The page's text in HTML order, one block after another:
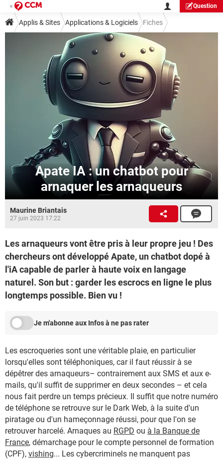
Question
Applis & Sites Applications & Logiciels Fiches
Guide applis et logiciels Intelligence artificielle
Apate IA : un chatbot pour
arnaquer les arnaqueurs
Maurine Briantais
27 juin 2023 17:22
Les arnaqueurs vont être pris à leur propre jeu ! Des
chercheurs ont développé Apate, un chatbot dopé à
l'iA capable de parler à haute voix en langage
naturel. Son but : garder les escrocs en ligne le plus
longtemps possible. Bien vu !
Je m'abonne aux Infos à ne pas rater
Les escroqueries sont une véritable plaie, en particulier
lorsqu'elles sont téléphoniques, car il faut réussir à se
dépêtrer des arnaqueurs– contrairement aux SMS et aux e-
mails, qu'il suffit de supprimer en deux secondes – et cela
nous fait perdre un temps précieux. Il suffit que notre numéro
de téléphone se retrouve sur le Dark Web, à la suite d'un
piratage ou d'un hameçonnage réussi, pour que l'on se
retrouver harcelé. Arnaques au RGPD ou à la Banque de
France, démarchage pour le compte personnel de formation
(CPF), vishing... Les cybercriminels ne manquent pas